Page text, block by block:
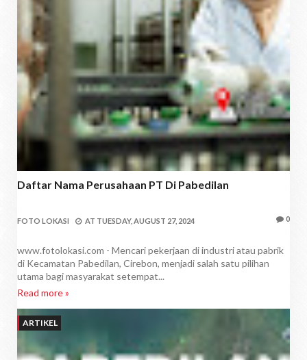
Daftar Nama Perusahaan PT Di Pabedilan
FOTO LOKASI AT TUESDAY, AUGUST 27, 2024 0
www.fotolokasi.com - Mencari pekerjaan di industri atau pabrik
di Kecamatan Pabedilan, Cirebon, menjadi salah satu pilihan
utama bagi masyarakat setempat...
Read more »
ARTIKEL